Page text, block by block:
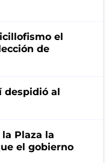
el
de
despidió al
Plaza la
el gobierno